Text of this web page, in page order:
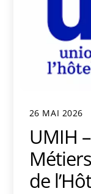
26 MAI 2026
UMIH
de